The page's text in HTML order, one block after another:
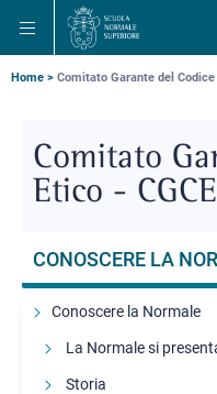
alla
navigazione
principale
contenuto
principale
alla
ricerca
principale
Briciole
pane
Home Comitato Garante del Codice
Comitato
Etico - CGCE
CONOSCERE LA
Conoscere la Normale
La Normale si
Storia